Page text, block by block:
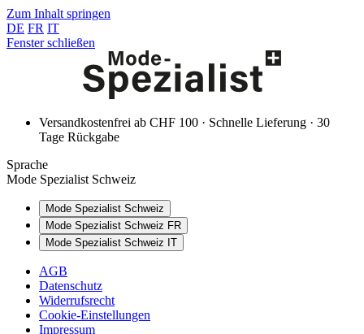
Zum Inhalt springen
DE FR IT
Fenster schließen
Versandkostenfrei ab CHF 100 · Schnelle Lieferung · 30
Tage Rückgabe
Sprache
Mode Spezialist Schweiz
Mode Spezialist Schweiz
Mode Spezialist Schweiz FR
Mode Spezialist Schweiz IT
AGB
Datenschutz
Widerrufsrecht
Cookie-Einstellungen
Impressum